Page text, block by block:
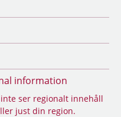
information
ser regionalt innehåll
just din region.